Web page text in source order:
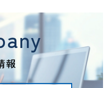
報